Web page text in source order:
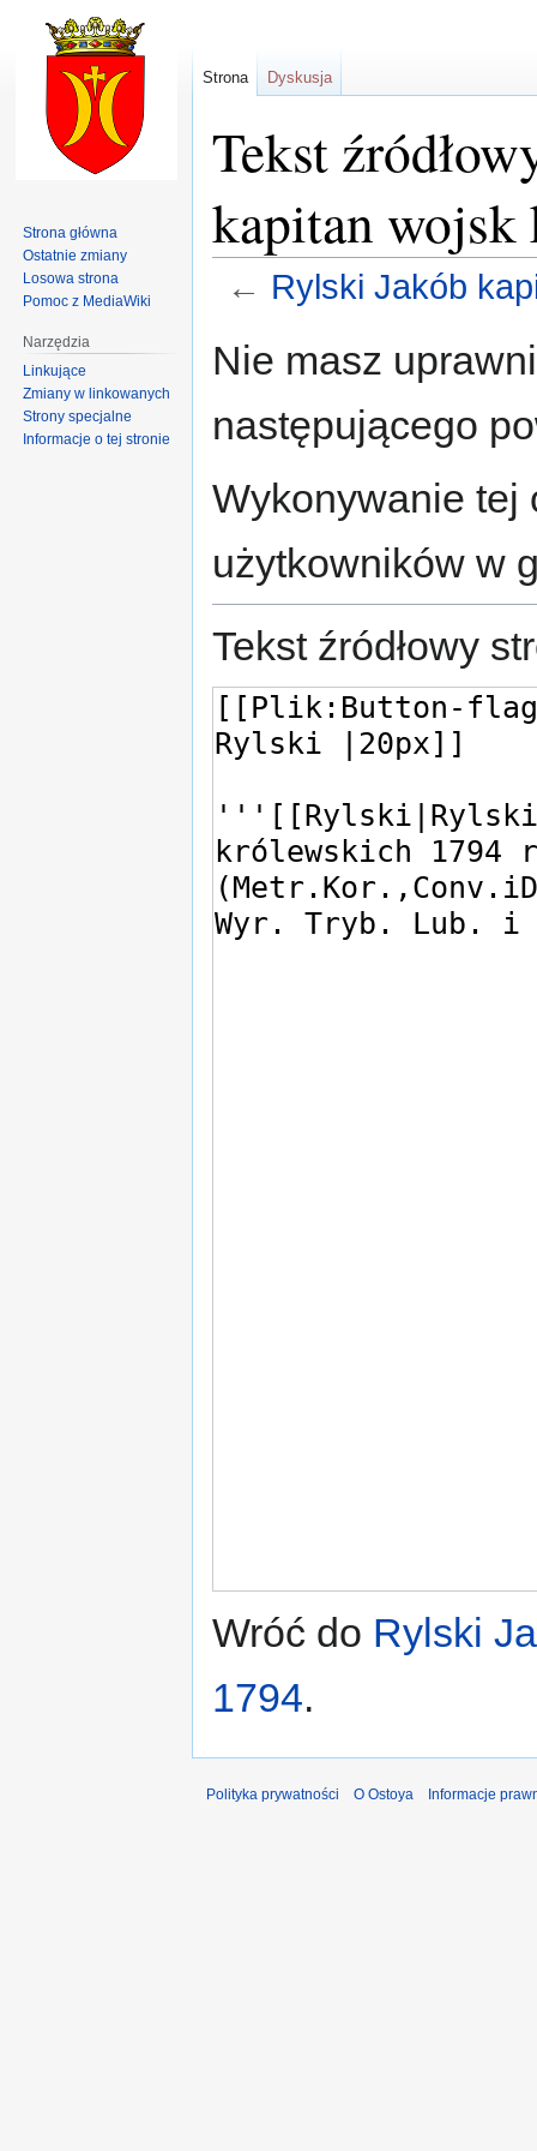
Tekst
kapitan wojsk
← Rylski Jakób
do
do
Nie masz
następującego
Wykonywanie tej
użytkowników w
Tekst źródłowy
Wróć do Rylski
1794.
Strona Dyskusja
Strona główna
Ostatnie zmiany
Losowa strona
Pomoc z MediaWiki
Narzędzia
Linkujące
Zmiany w linkowanych
Strony specjalne
Informacje o tej stronie
Polityka prywatności O Ostoya Informacje